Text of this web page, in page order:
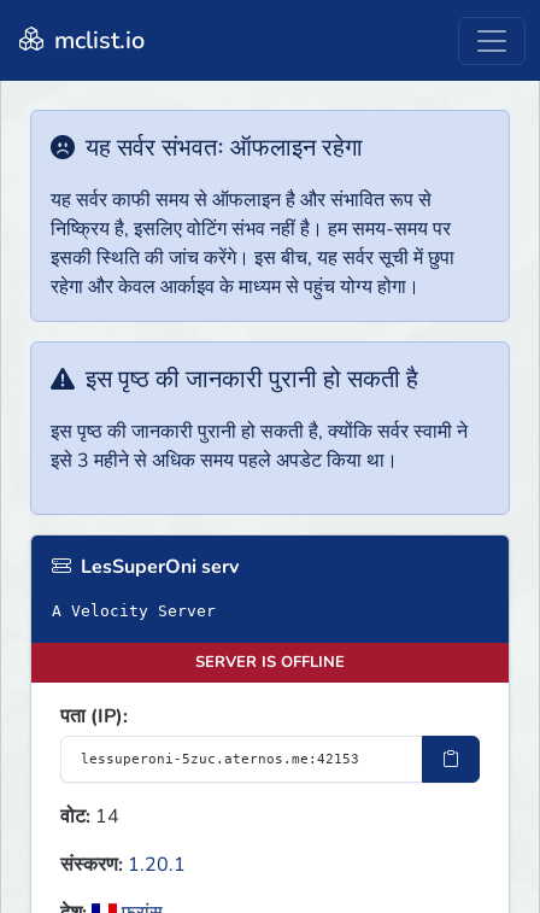
mclist.io
यह सर्वर संभवतः ऑफलाइन रहेगा
यह सर्वर काफी समय से ऑफलाइन है और संभावित रूप से
निष्क्रिय है, इसलिए वोटिंग संभव नहीं है। हम समय-समय पर
इसकी स्थिति की जांच करेंगे। इस बीच, यह सर्वर सूची में छुपा
रहेगा और केवल आर्काइव के माध्यम से पहुंच योग्य होगा।
इस पृष्ठ की जानकारी पुरानी हो सकती है
इस पृष्ठ की जानकारी पुरानी हो सकती है, क्योंकि सर्वर स्वामी ने
इसे 3 महीने से अधिक समय पहले अपडेट किया था।
LesSuperOni serv
A Velocity Server
SERVER IS OFFLINE
पता (IP):
वोट: 14
संस्करण: 1.20.1